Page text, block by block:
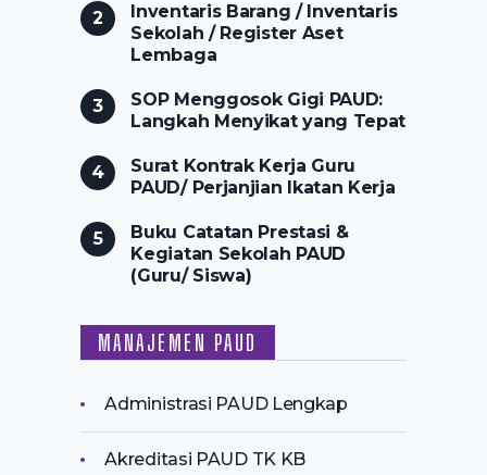
Inventaris Barang / Inventaris
Sekolah / Register Aset
Lembaga
SOP Menggosok Gigi PAUD:
Langkah Menyikat yang Tepat
Surat Kontrak Kerja Guru
PAUD/ Perjanjian Ikatan Kerja
Buku Catatan Prestasi &
Kegiatan Sekolah PAUD
(Guru/ Siswa)
MANAJEMEN PAUD
Administrasi PAUD Lengkap
Akreditasi PAUD TK KB